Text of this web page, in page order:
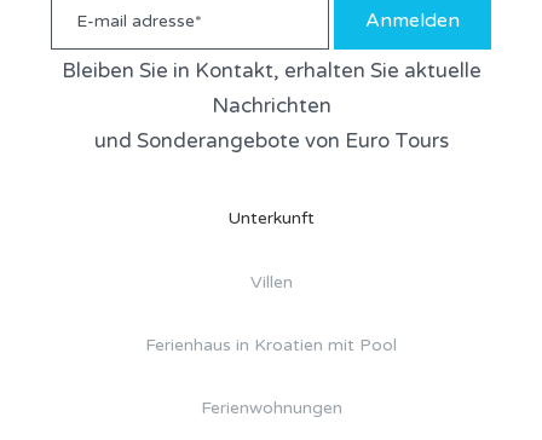
Anmelden
Bleiben Sie in Kontakt, erhalten Sie aktuelle
Nachrichten
und Sonderangebote von Euro Tours
Unterkunft
Villen
Ferienhaus in Kroatien mit Pool
Ferienwohnungen